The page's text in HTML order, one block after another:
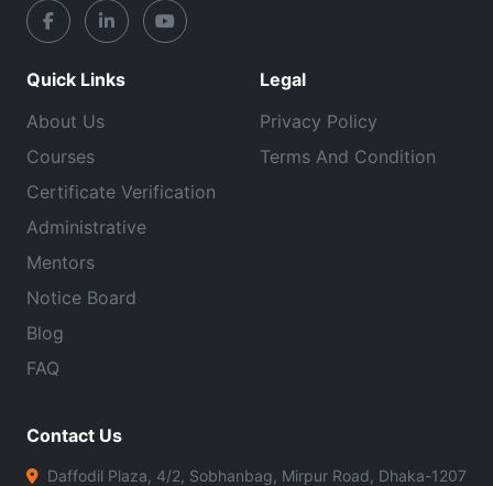
Quick Links
About Us
Courses
Certificate Verification
Administrative
Mentors
Notice Board
Blog
FAQ
Legal
Privacy Policy
Terms And Condition
Contact Us
Daffodil Plaza, 4/2, Sobhanbag, Mirpur Road, Dhaka-1207